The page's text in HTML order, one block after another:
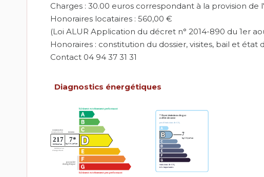
Charges : 30.00 euros correspondant à la provision
Honoraires locataires : 560,00 €
(Loi ALUR Application du décret n° 2014-890 du 1er
Honoraires : constitution du dossier, visites, bail et état
Contact 04 94 37 31 31
Diagnostics énergétiques